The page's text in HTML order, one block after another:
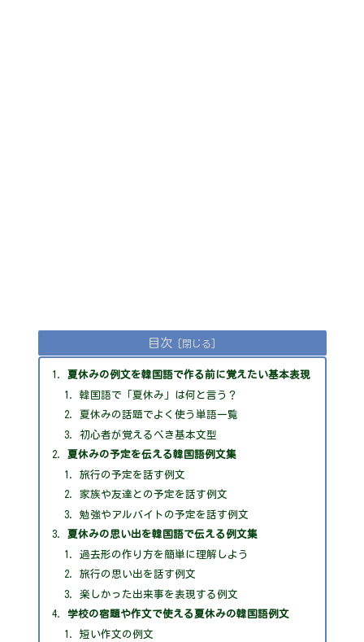
目次
夏休みの例文を韓国語で作る前に覚えたい基本表現
韓国語で「夏休み」は何と言う？
夏休みの話題でよく使う単語一覧
初心者が覚えるべき基本文型
夏休みの予定を伝える韓国語例文集
旅行の予定を話す例文
家族や友達との予定を話す例文
勉強やアルバイトの予定を話す例文
夏休みの思い出を韓国語で伝える例文集
過去形の作り方を簡単に理解しよう
旅行の思い出を話す例文
楽しかった出来事を表現する例文
学校の宿題や作文で使える夏休みの韓国語例文
短い作文の例文